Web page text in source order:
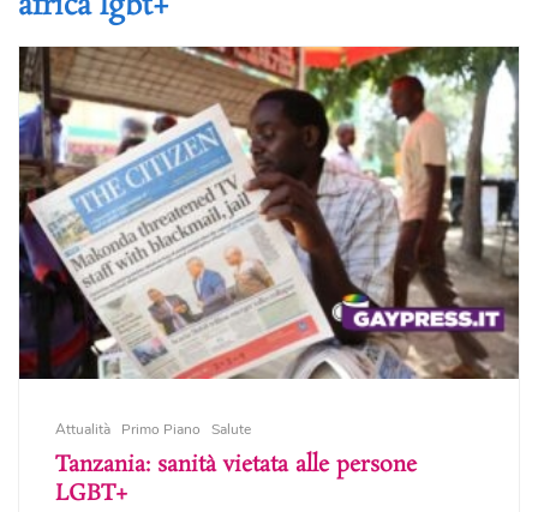
Attualità Primo Piano Salute
Tanzania: sanità vietata alle persone
LGBT+